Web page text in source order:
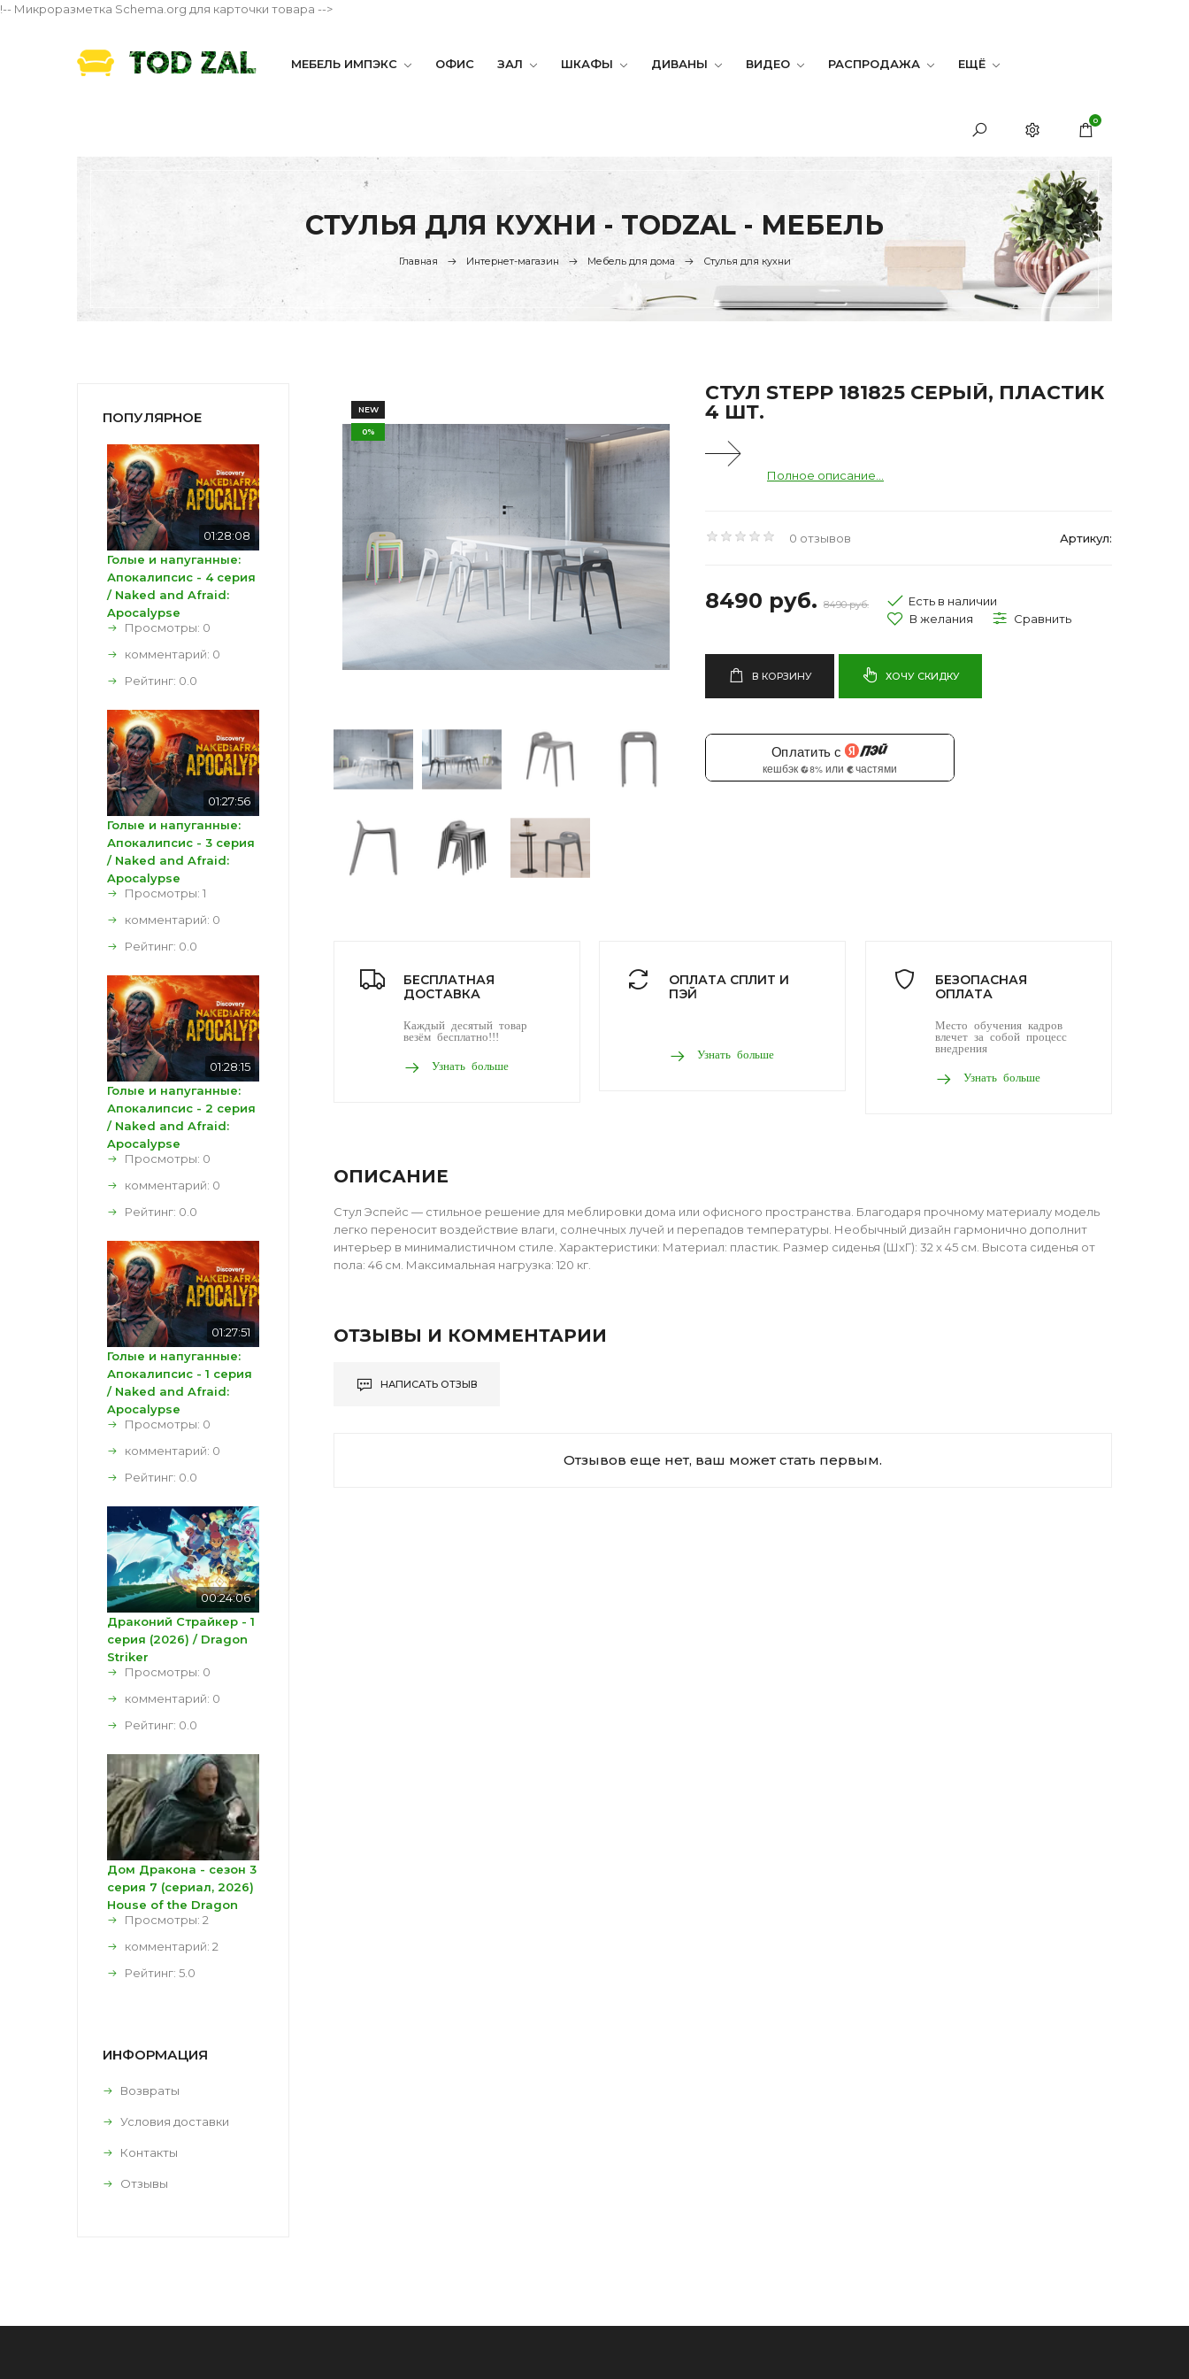
!-- Микроразметка Schema.org для карточки товара -->
МЕБЕЛЬ ИМПЭКС ОФИС ЗАЛ ШКАФЫ ДИВАНЫ ВИДЕО РАСПРОДАЖА ЕЩЁ
0
СТУЛЬЯ ДЛЯ КУХНИ - TODZAL - МЕБЕЛЬ
Главная Интернет-магазин Мебель для дома Стулья для кухни
NEW
0%
СТУЛ STEPP 181825 СЕРЫЙ, ПЛАСТИК
4 ШТ.
Полное описание...
0 отзывов Артикул:
8490 руб. 8490 руб. Есть в наличии
В КОРЗИНУ ХОЧУ СКИДКУ
БЕСПЛАТНАЯ
ДОСТАВКА
Каждый десятый товар
везём бесплатно!!!
Узнать больше
ОПЛАТА СПЛИТ И
ПЭЙ
Узнать больше
БЕЗОПАСНАЯ
ОПЛАТА
Место обучения кадров
влечет за собой процесс
внедрения
Узнать больше
ОПИСАНИЕ
Стул Эспейс — стильное решение для меблировки дома или офисного пространства. Благодаря прочному материалу модель
легко переносит воздействие влаги, солнечных лучей и перепадов температуры. Необычный дизайн гармонично дополнит
интерьер в минималистичном стиле. Характеристики: Материал: пластик. Размер сиденья (ШхГ): 32 х 45 см. Высота сиденья от
пола: 46 см. Максимальная нагрузка: 120 кг.
ОТЗЫВЫ И КОММЕНТАРИИ
НАПИСАТЬ ОТЗЫВ
Отзывов еще нет, ваш может стать первым.
ПОПУЛЯРНОЕ
01:28:08
Голые и напуганные:
Апокалипсис - 4 серия
/ Naked and Afraid:
Apocalypse
Просмотры: 0
комментарий: 0
Рейтинг: 0.0
01:27:56
Голые и напуганные:
Апокалипсис - 3 серия
/ Naked and Afraid:
Apocalypse
Просмотры: 1
комментарий: 0
Рейтинг: 0.0
01:28:15
Голые и напуганные:
Апокалипсис - 2 серия
/ Naked and Afraid:
Apocalypse
Просмотры: 0
комментарий: 0
Рейтинг: 0.0
01:27:51
Голые и напуганные:
Апокалипсис - 1 серия
/ Naked and Afraid:
Apocalypse
Просмотры: 0
комментарий: 0
Рейтинг: 0.0
00:24:06
Драконий Страйкер - 1
серия (2026) / Dragon
Striker
Просмотры: 0
комментарий: 0
Рейтинг: 0.0
Дом Дракона - сезон 3
серия 7 (сериал, 2026)
House of the Dragon
Просмотры: 2
комментарий: 2
Рейтинг: 5.0
ИНФОРМАЦИЯ
Возвраты
Условия доставки
Контакты
Отзывы